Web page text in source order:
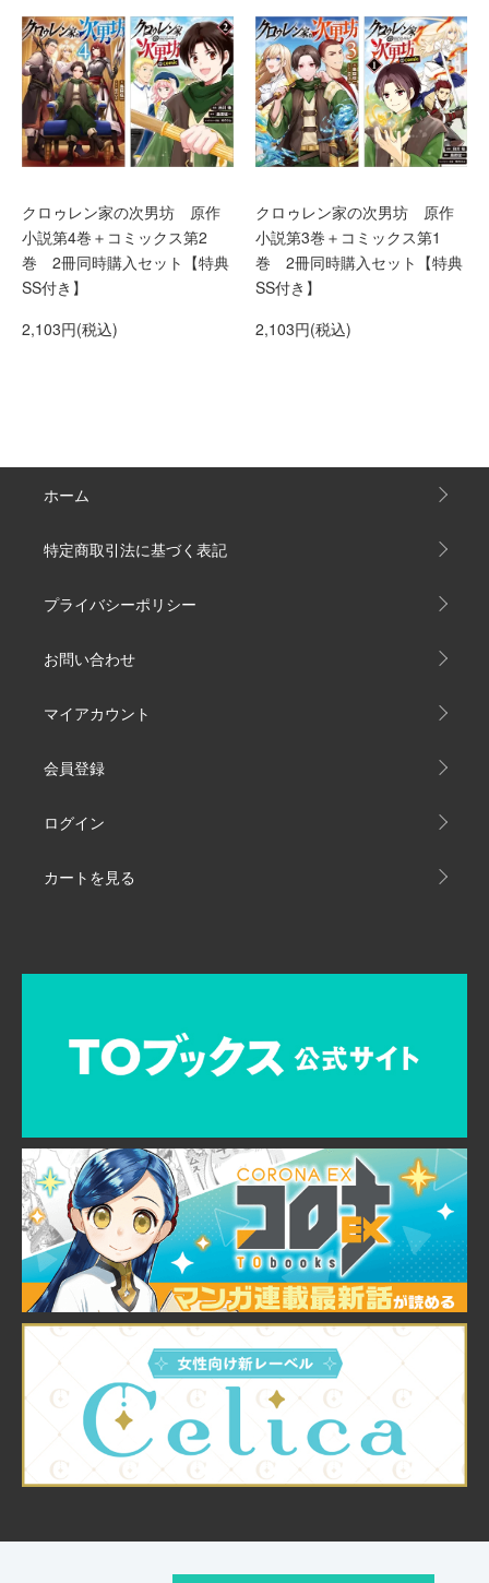
クロゥレン家の次男坊 原作
小説第4巻＋コミックス第2
巻 2冊同時購入セット【特典
SS付き】
2,103円(税込)
クロゥレン家の次男坊 原作
小説第3巻＋コミックス第1
巻 2冊同時購入セット【特典
SS付き】
2,103円(税込)
ホーム
特定商取引法に基づく表記
プライバシーポリシー
お問い合わせ
マイアカウント
会員登録
ログイン
カートを見る